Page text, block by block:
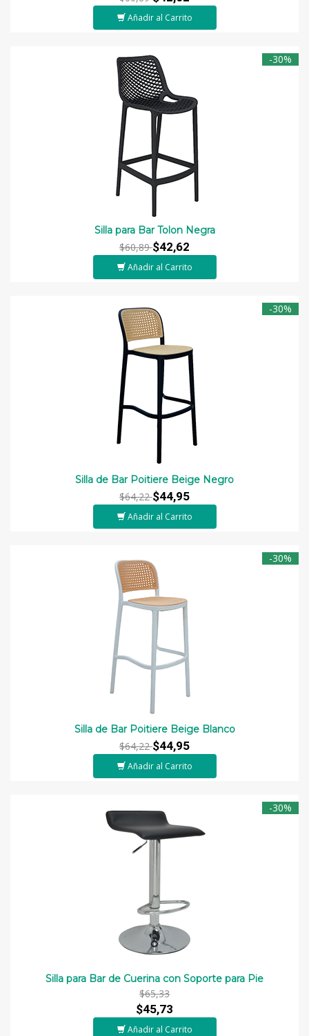
Añadir al Carrito
-30%
Silla para Bar Tolon Negra
$60,89$42,62
Añadir al Carrito
-30%
Silla de Bar Poitiere Beige Negro
$64,22$44,95
Añadir al Carrito
-30%
Silla de Bar Poitiere Beige Blanco
$64,22$44,95
Añadir al Carrito
-30%
Silla para Bar de Cuerina con Soporte para Pie
$65,33
$45,73
Añadir al Carrito